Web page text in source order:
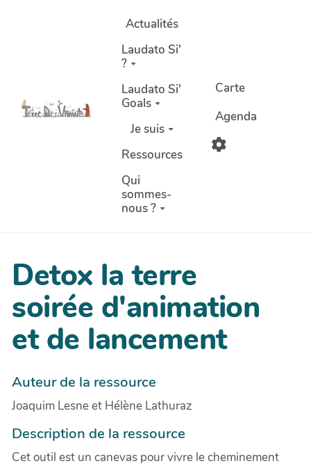
Aller au contenu principalActualités
Laudato Si'
?
Laudato Si'
Goals
Je suis
Ressources
Qui
sommes-
nous ?
Carte
Agenda
Detox la terre
soirée d'animation
et de lancement
Auteur de la ressource
Joaquim Lesne et Hélène Lathuraz
Description de la ressource
Cet outil est un canevas pour vivre le cheminement